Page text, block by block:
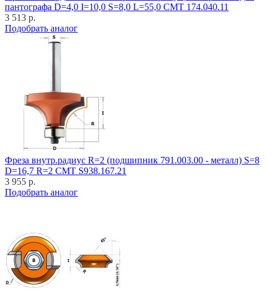
пантографа D=4,0 I=10,0 S=8,0 L=55,0 CMT 174.040.11
3 513 р.
Подобрать аналог
Фреза внутр.радиус R=2 (подшипник 791.003.00 - металл) S=8
D=16,7 R=2 CMT S938.167.21
3 955 р.
Подобрать аналог